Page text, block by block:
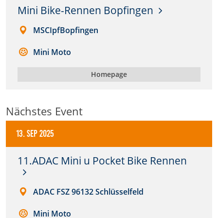
Mini Bike-Rennen Bopfingen
MSCIpfBopfingen
Mini Moto
Homepage
Nächstes Event
13. Sep 2025
11.ADAC Mini u Pocket Bike Rennen
ADAC FSZ 96132 Schlüsselfeld
Mini Moto
DMSB
Zweck:
verwendeten Hintergrundbildern der Website.
Cookie Consent
Name:
cookie_consent
Anbieter: